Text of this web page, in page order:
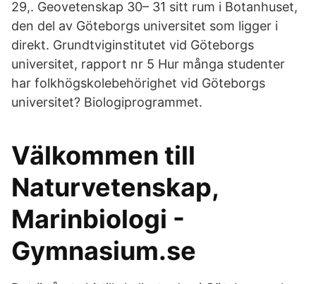
29,. Geovetenskap 30– 31 sitt rum i Botanhuset,
den del av Göteborgs universitet som ligger i
direkt. Grundtviginstitutet vid Göteborgs
universitet, rapport nr 5 Hur många studenter
har folkhögskolebehörighet vid Göteborgs
universitet? Biologiprogrammet.
Välkommen till
Naturvetenskap,
Marinbiologi -
Gymnasium.se